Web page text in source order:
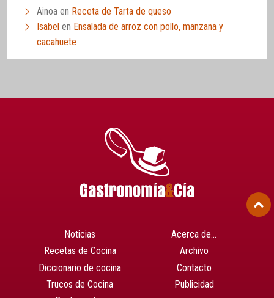
Ainoa en Receta de Tarta de queso
Isabel en Ensalada de arroz con pollo, manzana y
cacahuete
Noticias
Recetas de Cocina
Diccionario de cocina
Trucos de Cocina
Acerca de…
Archivo
Contacto
Publicidad